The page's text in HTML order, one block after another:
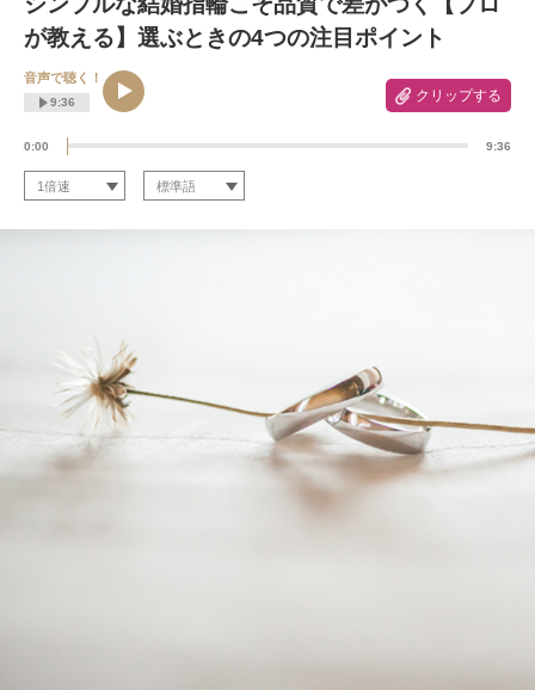
が教える】選ぶときの4つの注目ポイント
クリップする
音声で聴く！
9:36
0:00 9:36